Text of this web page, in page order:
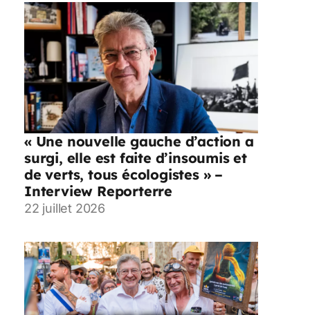
« Une nouvelle gauche d’action a
surgi, elle est faite d’insoumis et
de verts, tous écologistes » –
Interview Reporterre
22 juillet 2026